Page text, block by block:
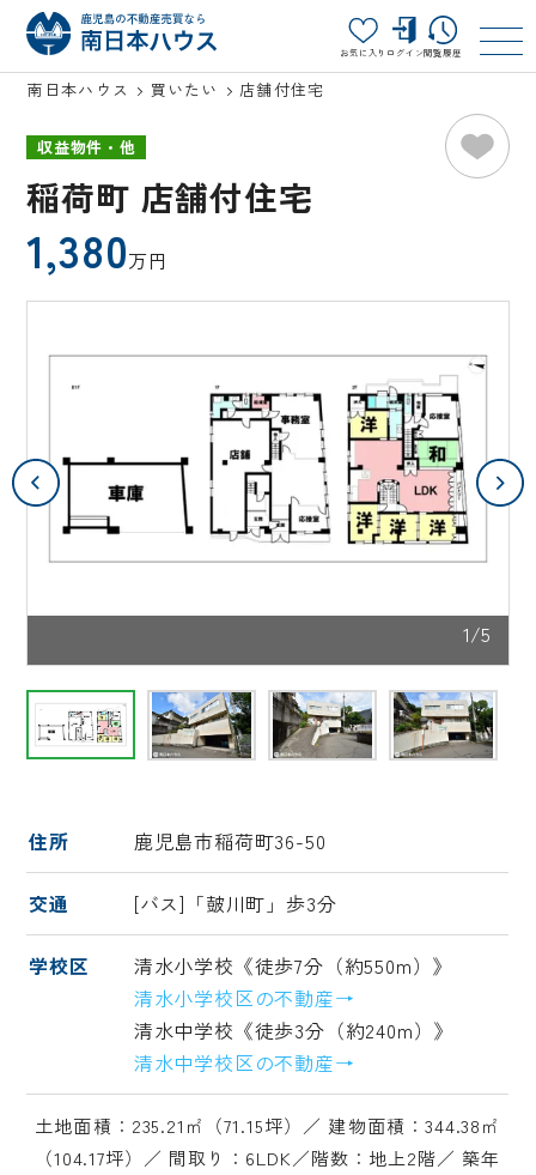
お気に入り ログイン閲覧履歴
南日本ハウス 買いたい 店舗付住宅
収益物件・他
稲荷町 店舗付住宅
1,380万円
1/5
住所 鹿児島市稲荷町36-50
交通 [バス]「皷川町」歩3分
学校区
清水小学校《徒歩7分（約550m）》
清水小学校区の不動産→
清水中学校《徒歩3分（約240m）》
清水中学校区の不動産→
土地面積：235.21㎡（71.15坪）／ 建物面積：344.38㎡
（104.17坪）／ 間取り：6LDK／階数：地上2階／ 築年